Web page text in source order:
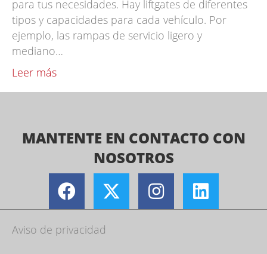
para tus necesidades. Hay liftgates de diferentes
tipos y capacidades para cada vehículo. Por
ejemplo, las rampas de servicio ligero y
mediano…
Leer más
MANTENTE EN CONTACTO CON
NOSOTROS
Aviso de privacidad